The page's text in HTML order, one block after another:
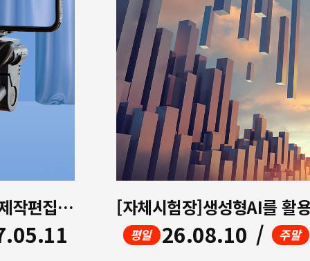
[멀티미디어]생성형AI활용 영상제작편집(UI/UX디자인,프리미어,에프터이펙트,ChatGPT)
평일 26.08.10 / 주말